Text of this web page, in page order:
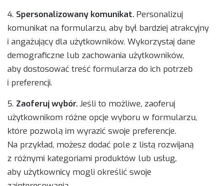
4. Spersonalizowany komunikat. Personalizuj
komunikat na formularzu, aby był bardziej atrakcyjny
i angażujący dla użytkowników. Wykorzystaj dane
demograficzne lub zachowania użytkowników,
aby dostosować treść formularza do ich potrzeb
i preferencji.
5. Zaoferuj wybór. Jeśli to możliwe, zaoferuj
użytkownikom różne opcje wyboru w formularzu,
które pozwolą im wyrazić swoje preferencje.
Na przykład, możesz dodać pole z listą rozwijaną
z różnymi kategoriami produktów lub usług,
aby użytkownicy mogli określić swoje